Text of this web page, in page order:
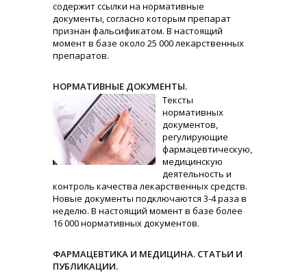
содержит ссылки на нормативные
документы, согласно которым препарат
признан фальсификатом. В настоящий
момент в базе около 25 000 лекарственных
препаратов.
НОРМАТИВНЫЕ ДОКУМЕНТЫ.
Тексты
нормативных
документов,
регулирующие
фармацевтическую,
медицинскую
деятельность и
контроль качества лекарственных средств.
Новые документы подключаются 3-4 раза в
неделю. В настоящий момент в базе более
16 000 нормативных документов.
ФАРМАЦЕВТИКА И МЕДИЦИНА. СТАТЬИ И
ПУБЛИКАЦИИ.